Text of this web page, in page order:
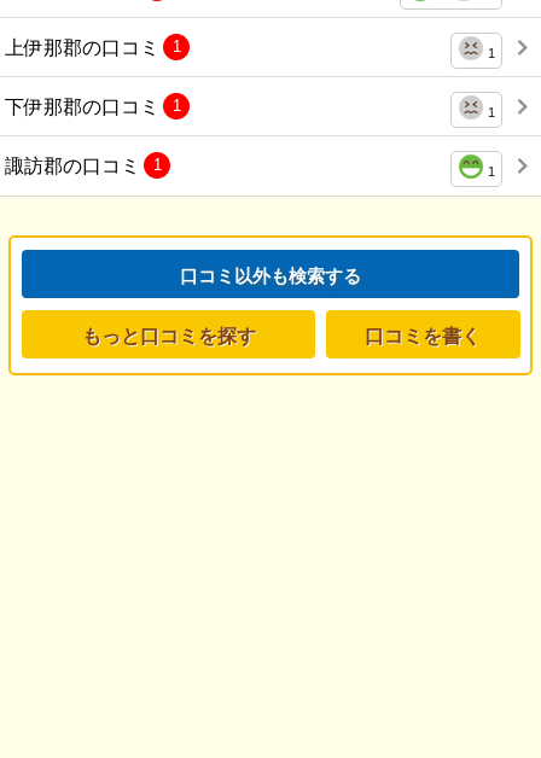
上伊那郡の口コミ 1
1
下伊那郡の口コミ 1
1
諏訪郡の口コミ 1
1
口コミ以外も検索する
もっと口コミを探す 口コミを書く